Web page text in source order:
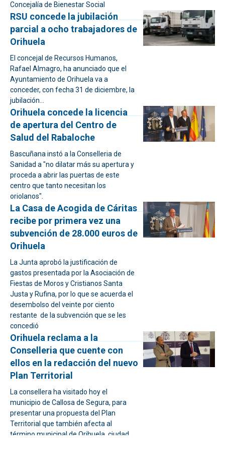
Concejalía de Bienestar Social
RSU concede la jubilación
parcial a ocho trabajadores de
Orihuela
El concejal de Recursos Humanos,
Rafael Almagro, ha anunciado que el
Ayuntamiento de Orihuela va a
conceder, con fecha 31 de diciembre, la
jubilación...
Orihuela concede la licencia
de apertura del Centro de
Salud del Rabaloche
Bascuñana instó a la Conselleria de
Sanidad a "no dilatar más su apertura y
proceda a abrir las puertas de este
centro que tanto necesitan los
oriolanos".
La Casa de Acogida de Cáritas
recibe por primera vez una
subvención de 28.000 euros de
Orihuela
La Junta aprobó la justificación de
gastos presentada por la Asociación de
Fiestas de Moros y Cristianos Santa
Justa y Rufina, por lo que se acuerda el
desembolso del veinte por ciento
restante de la subvención que se les
concedió
Orihuela reclama a la
Conselleria que cuente con
ellos en la redacción del nuevo
Plan Territorial
La consellera ha visitado hoy el
municipio de Callosa de Segura, para
presentar una propuesta del Plan
Territorial que también afecta al
término municipal de Orihuela, ciudad